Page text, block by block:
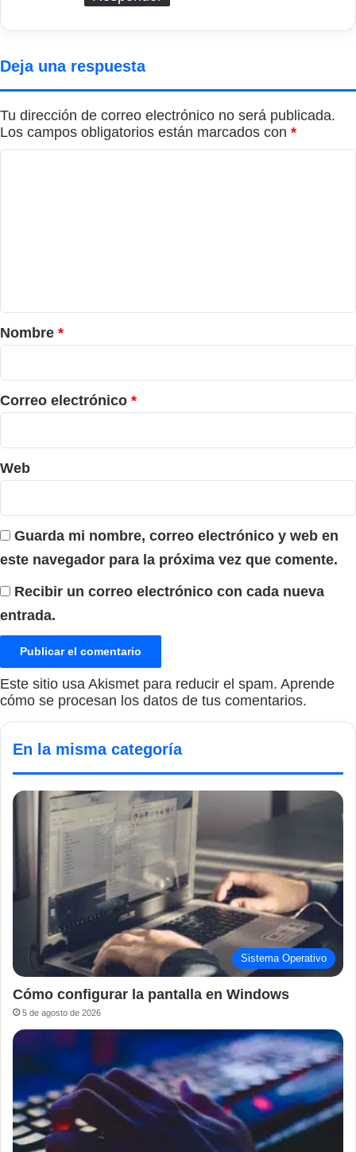
Deja una respuesta
Tu dirección de correo electrónico no será publicada.
Los campos obligatorios están marcados con *
r
i
o
*
Nombre *
Correo electrónico *
Web
Guarda mi nombre, correo electrónico y web en
este navegador para la próxima vez que comente.
Recibir un correo electrónico con cada nueva
entrada.
Este sitio usa Akismet para reducir el spam. Aprende
cómo se procesan los datos de tus comentarios.
En la misma categoría
Sistema Operativo
Cómo configurar la pantalla en Windows
5 de agosto de 2026